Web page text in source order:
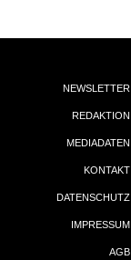
NEWSLETTER
REDAKTION
MEDIADATEN
KONTAKT
DATENSCHUTZ
IMPRESSUM
AGB